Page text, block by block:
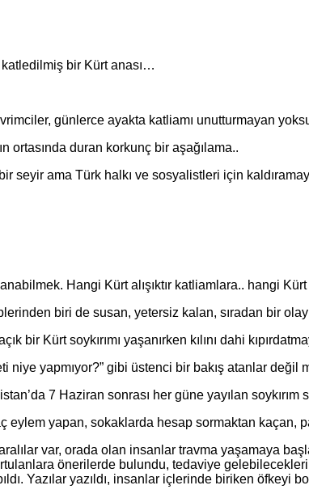
bir Kürt anası…
günlerce ayakta katliamı unutturmayan
ortasında duran korkunç bir aşağılama..
seyir ama Türk halkı ve sosyalistleri için
Hangi Kürt alışıktır katliamlara.. hangi
biri de susan, yetersiz kalan, sıradan bir
bir Kürt soykırımı yaşanırken kılını dahi
niye yapmıyor?” gibi üstenci bir bakış atanlar değil
7 Haziran sonrası her güne yayılan soykırım
eylem yapan, sokaklarda hesap sormaktan kaçan,
var, orada olan insanlar travma yaşamaya
önerilerde bulundu, tedaviye
Yazılar yazıldı, insanlar içlerinde biriken öfkeyi